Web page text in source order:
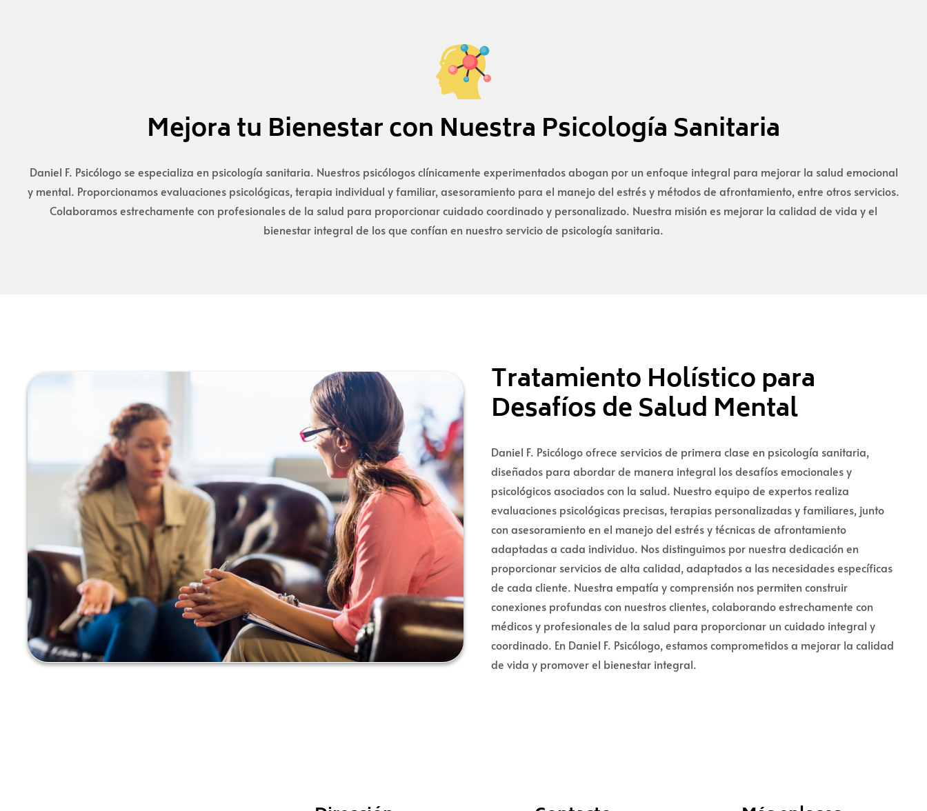
Mejora tu Bienestar con Nuestra Psicología Sanitaria
Daniel F. Psicólogo se especializa en psicología sanitaria. Nuestros psicólogos clínicamente experimentados abogan por un enfoque integral para mejorar la salud emocional
y mental. Proporcionamos evaluaciones psicológicas, terapia individual y familiar, asesoramiento para el manejo del estrés y métodos de afrontamiento, entre otros servicios.
Colaboramos estrechamente con profesionales de la salud para proporcionar cuidado coordinado y personalizado. Nuestra misión es mejorar la calidad de vida y el
bienestar integral de los que confían en nuestro servicio de psicología sanitaria.
Tratamiento Holístico para
Desafíos de Salud Mental
Daniel F. Psicólogo ofrece servicios de primera clase en psicología sanitaria,
diseñados para abordar de manera integral los desafíos emocionales y
psicológicos asociados con la salud. Nuestro equipo de expertos realiza
evaluaciones psicológicas precisas, terapias personalizadas y familiares, junto
con asesoramiento en el manejo del estrés y técnicas de afrontamiento
adaptadas a cada individuo. Nos distinguimos por nuestra dedicación en
proporcionar servicios de alta calidad, adaptados a las necesidades específicas
de cada cliente. Nuestra empatía y comprensión nos permiten construir
conexiones profundas con nuestros clientes, colaborando estrechamente con
médicos y profesionales de la salud para proporcionar un cuidado integral y
coordinado. En Daniel F. Psicólogo, estamos comprometidos a mejorar la calidad
de vida y promover el bienestar integral.